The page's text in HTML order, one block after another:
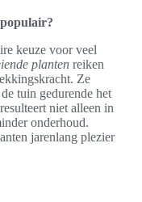
keuze voor veel
planten reiken
Ze
tuin gedurende het
niet alleen in
onderhoud.
jarenlang plezier